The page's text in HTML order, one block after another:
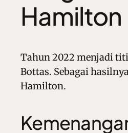
Hamilton
Tahun 2022 menjadi
Bottas. Sebagai
Hamilton.